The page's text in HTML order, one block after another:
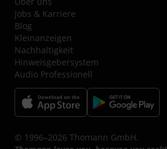
Jobs & Karriere
Blog
Kleinanzeigen
Nachhaltigkeit
Hinweisgebersystem
Audio Professionell
© 1996–2026 Thomann GmbH.